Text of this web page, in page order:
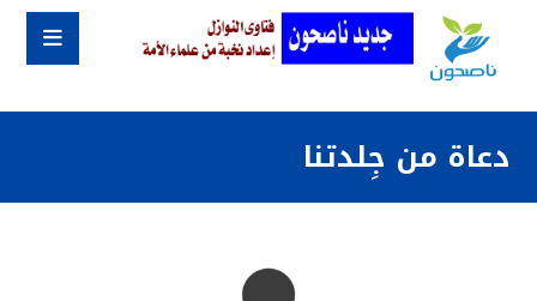
دعاة من جِلدتنا